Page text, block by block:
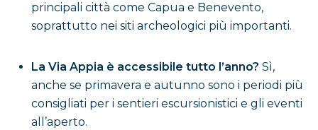
principali città come Capua e Benevento,
soprattutto nei siti archeologici più importanti.
La Via Appia è accessibile tutto l’anno? Sì,
anche se primavera e autunno sono i periodi più
consigliati per i sentieri escursionistici e gli eventi
all’aperto.